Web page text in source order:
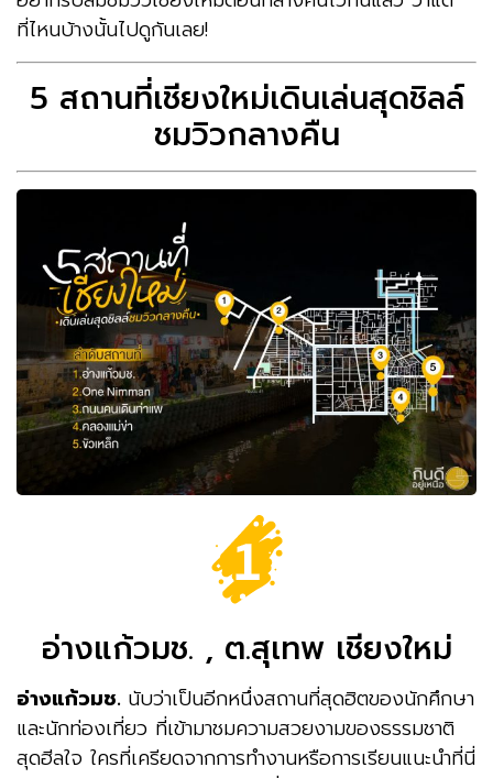
ที่ไหนบ้างนั้นไปดูกันเลย!
5 สถานที่เชียงใหม่เดินเล่นสุดชิลล์
ชมวิวกลางคืน
อ่างแก้วมช. , ต.สุเทพ เชียงใหม่
อ่างแก้วมช. นับว่าเป็นอีกหนึ่งสถานที่สุดฮิตของนักศึกษา
และนักท่องเที่ยว ที่เข้ามาชมความสวยงามของธรรมชาติ
สุดฮีลใจ ใครที่เครียดจากการทำงานหรือการเรียนแนะนำที่นี่